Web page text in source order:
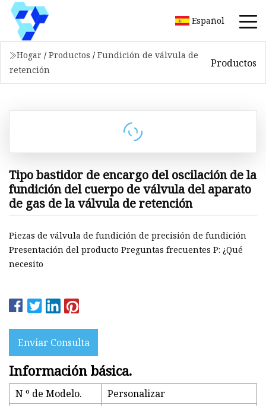
Español
Hogar / Productos / Fundición de válvula de
retención
Productos
Tipo bastidor de encargo del oscilación de la
fundición del cuerpo de válvula del aparato
de gas de la válvula de retención
Piezas de válvula de fundición de precisión de fundición
Presentación del producto Preguntas frecuentes P: ¿Qué
necesito
Enviar Consulta
Información básica.
N º de Modelo.
Personalizar